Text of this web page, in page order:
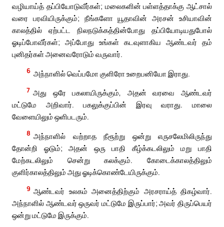
வழியாய்த் தப்பியோடுவீர்கள்; மலைகளின் பள்ளத்தாக்கு ஆட்சால்
வரை பரவியிருக்கும்; நீங்களோ யூதாவின் அரசன் உசியாவின்
காலத்தில் ஏற்பட்ட நிலநடுக்கத்தின்போது தப்பியோடியதுபோல்
ஓடிப்போவீர்கள்; அப்போது உங்கள் கடவுளாகிய ஆண்டவர் தம்
புனிதர்கள் அனைவரோடும் வருவார்.
6 அந்நாளில் வெப்பமோ குளிரோ உறைபனியோ இராது.
7 அது ஒரே பகலாயிருக்கும், அதன் வரவை ஆண்டவர்
மட்டுமே அறிவார். பகலுக்குப்பின் இரவு வராது. மாலை
வேளையிலும் ஒளிபடரும்.
8 அந்நாளில் வற்றாத நீரூற்று ஒன்று எருசலேமிலிருந்து
தோன்றி ஓடும்; அதன் ஒரு பாதி கீழ்க்கடலிலும் மறு பாதி
மேற்கடலிலும் சென்று கலக்கும். கோடைக்காலத்திலும்
குளிர்காலத்திலும் அது ஓடிக்கொண்டேயிருக்கும்.
9 ஆண்டவர் உலகம் அனைத்திற்கும் அரசராய்த் திகழ்வார்.
அந்நாளில் ஆண்டவர் ஒருவர் மட்டுமே இருப்பார்; அவர் திருப்பெயர்
ஒன்று மட்டுமே இருக்கும்.